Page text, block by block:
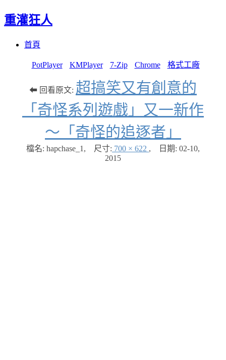
重灌狂人
首頁
PotPlayer KMPlayer 7-Zip Chrome 格式工廠
⬅ 回看原文: 超搞笑又有創意的
「奇怪系列遊戲」又一新作
～「奇怪的追逐者」
檔名: hapchase_1 , 尺寸: 700 × 622 , 日期: 02-10,
2015